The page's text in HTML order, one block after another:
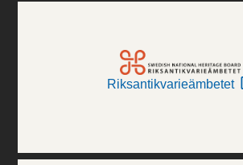
Riksantikvarieämbetet